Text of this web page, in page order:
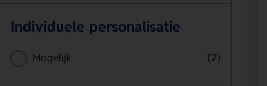
Individuele personalisatie
Mogelijk (2)